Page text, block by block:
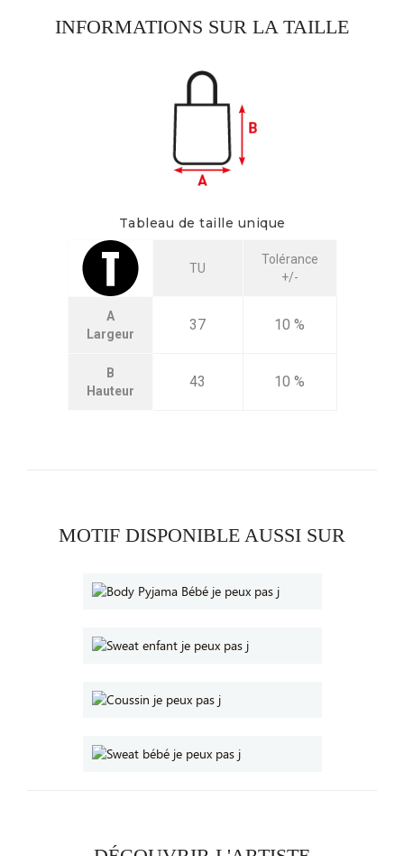
INFORMATIONS SUR LA TAILLE
Tableau de taille unique
TU
Tolérance
+/-
A
Largeur
37 10 %
B
Hauteur
43 10 %
MOTIF DISPONIBLE AUSSI SUR